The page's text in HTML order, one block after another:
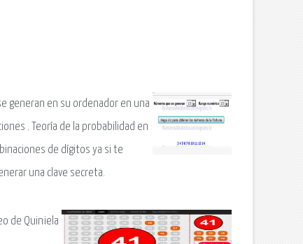
generan en su ordenador en una
. Teoría de la probabilidad en
de dígitos ya si te
una clave secreta.
de Quiniela